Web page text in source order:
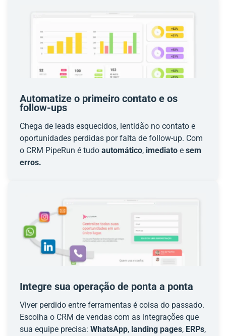
Automatize o primeiro contato e os
follow-ups
Chega de leads esquecidos, lentidão no contato e
oportunidades perdidas por falta de follow-up. Com
o CRM PipeRun é tudo automático, imediato e sem
erros.
Integre sua operação de ponta a ponta
Viver perdido entre ferramentas é coisa do passado.
Escolha o CRM de vendas com as integrações que
sua equipe precisa: WhatsApp, landing pages, ERPs,